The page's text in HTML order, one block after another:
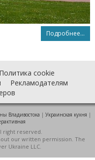
Подробнее...
Политика cookie
Рекламодателям
Владивостока | Украинская кухня |
right reserved.
our written permission. The
Ukraine LLC.